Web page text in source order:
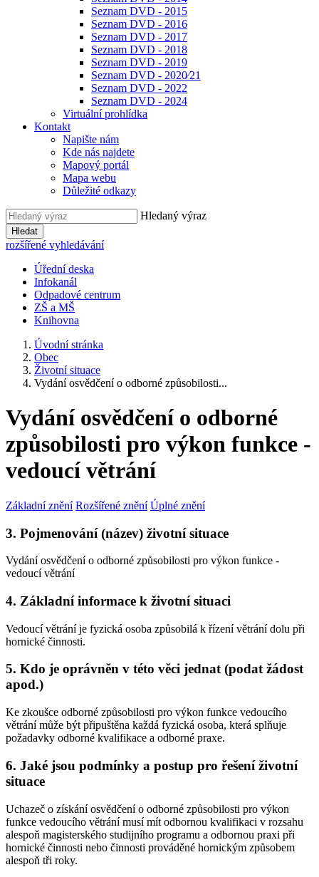
Seznam DVD - 2015
Seznam DVD - 2016
Seznam DVD - 2017
Seznam DVD - 2018
Seznam DVD - 2019
Seznam DVD - 2020⁄21
Seznam DVD - 2022
Seznam DVD - 2024
Virtuální prohlídka
Kontakt
Napište nám
Kde nás najdete
Mapový portál
Mapa webu
Důležité odkazy
Hledaný výraz
Hledat
rozšířené vyhledávání
Úřední deska
Infokanál
Odpadové centrum
ZŠ a MŠ
Knihovna
Úvodní stránka
Obec
Životní situace
Vydání osvědčení o odborné způsobilosti...
Vydání osvědčení o odborné
způsobilosti pro výkon funkce -
vedoucí větrání
Základní znění Rozšířené znění Úplné znění
3. Pojmenování (název) životní situace
Vydání osvědčení o odborné způsobilosti pro výkon funkce -
vedoucí větrání
4. Základní informace k životní situaci
Vedoucí větrání je fyzická osoba způsobilá k řízení větrání dolu při
hornické činnosti.
5. Kdo je oprávněn v této věci jednat (podat žádost
apod.)
Ke zkoušce odborné způsobilosti pro výkon funkce vedoucího
větrání může být připuštěna každá fyzická osoba, která splňuje
požadavky odborné kvalifikace a odborné praxe.
6. Jaké jsou podmínky a postup pro řešení životní
situace
Uchazeč o získání osvědčení o odborné způsobilosti pro výkon
funkce vedoucího větrání musí mít odbornou kvalifikaci v rozsahu
alespoň magisterského studijního programu a odbornou praxi při
hornické činnosti nebo činnosti prováděné hornickým způsobem
alespoň tři roky.